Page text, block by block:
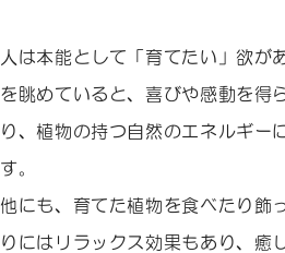
人は本能として「育てたい」欲が
を眺めていると、喜びや感動を得
り、植物の持つ自然のエネルギー
す。
他にも、育てた植物を食べたり飾
りにはリラックス効果もあり、癒